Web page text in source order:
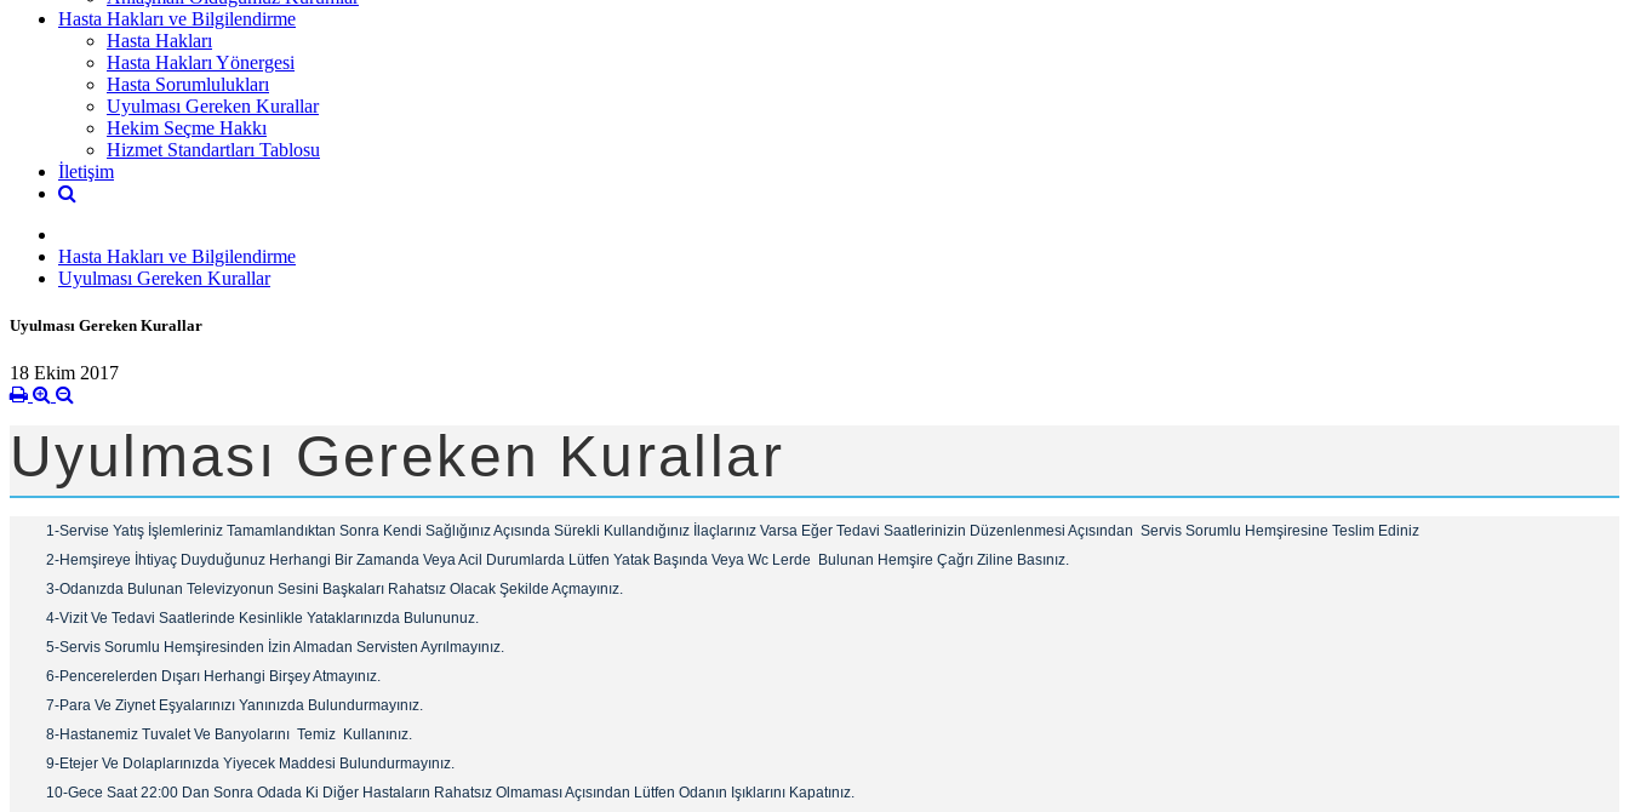
Hasta Hakları ve Bilgilendirme
Hasta Hakları
Hasta Hakları Yönergesi
Hasta Sorumlulukları
Uyulması Gereken Kurallar
Hekim Seçme Hakkı
Hizmet Standartları Tablosu
İletişim
Hasta Hakları ve Bilgilendirme
Uyulması Gereken Kurallar
Uyulması Gereken Kurallar
18 Ekim 2017
Uyulması Gereken Kurallar
1-Servise Yatış İşlemleriniz Tamamlandıktan Sonra Kendi Sağlığınız Açısında Sürekli Kullandığınız İlaçlarınız Varsa Eğer Tedavi Saatlerinizin Düzenlenmesi Açısından Servis Sorumlu Hemşiresine Teslim Ediniz
2-Hemşireye İhtiyaç Duyduğunuz Herhangi Bir Zamanda Veya Acil Durumlarda Lütfen Yatak Başında Veya Wc Lerde Bulunan Hemşire Çağrı Ziline Basınız.
3-Odanızda Bulunan Televizyonun Sesini Başkaları Rahatsız Olacak Şekilde Açmayınız.
4-Vizit Ve Tedavi Saatlerinde Kesinlikle Yataklarınızda Bulununuz.
5-Servis Sorumlu Hemşiresinden İzin Almadan Servisten Ayrılmayınız.
6-Pencerelerden Dışarı Herhangi Birşey Atmayınız.
7-Para Ve Ziynet Eşyalarınızı Yanınızda Bulundurmayınız.
8-Hastanemiz Tuvalet Ve Banyolarını Temiz Kullanınız.
9-Etejer Ve Dolaplarınızda Yiyecek Maddesi Bulundurmayınız.
10-Gece Saat 22:00 Dan Sonra Odada Ki Diğer Hastaların Rahatsız Olmaması Açısından Lütfen Odanın Işıklarını Kapatınız.